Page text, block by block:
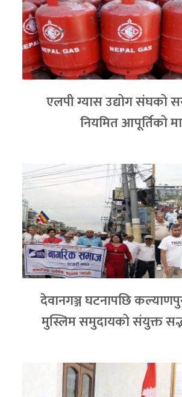
एलपी ग्यास उद्योग संघको
नियमित आपूर्तिको
देवानगञ्ज घटनापछि
मुस्लिम समुदायको संयुक्त